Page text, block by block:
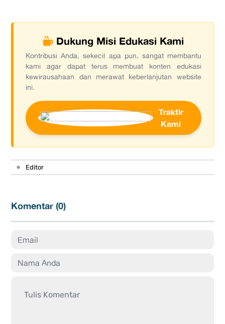
Dukung Misi Edukasi Kami
Kontribusi Anda, sekecil apa pun, sangat membantu
kami agar dapat terus membuat konten edukasi
kewirausahaan dan merawat keberlanjutan website
ini.
Traktir
Kami
• Editor
Komentar (0)